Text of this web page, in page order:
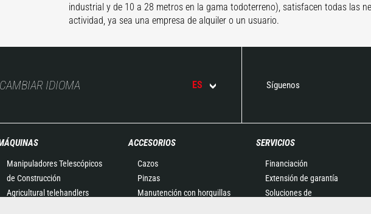
industrial y de 10 a 28 metros en la gama todoterreno), satisfacen todas las
actividad, ya sea una empresa de alquiler o un usuario.
CAMBIAR IDIOMA ES Síguenos
Manipuladores Telescópicos
de Construcción
Agricultural telehandlers
ACCESORIOS
Cazos
Pinzas
Manutención con horquillas
SERVICIOS
Financiación
Extensión de garantía
Soluciones de